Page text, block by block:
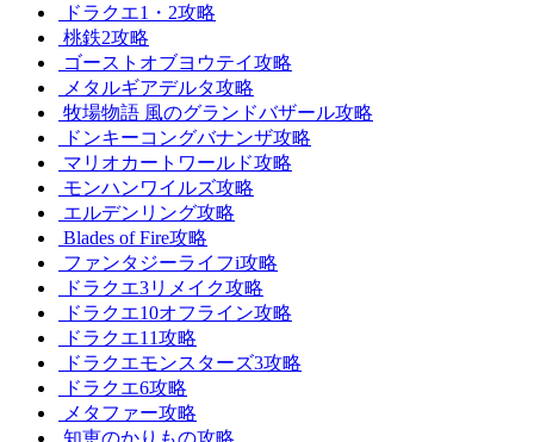
ドラクエ1・2攻略
桃鉄2攻略
ゴーストオブヨウテイ攻略
メタルギアデルタ攻略
牧場物語 風のグランドバザール攻略
ドンキーコングバナンザ攻略
マリオカートワールド攻略
モンハンワイルズ攻略
エルデンリング攻略
Blades of Fire攻略
ファンタジーライフi攻略
ドラクエ3リメイク攻略
ドラクエ10オフライン攻略
ドラクエ11攻略
ドラクエモンスターズ3攻略
ドラクエ6攻略
メタファー攻略
知恵のかりもの攻略